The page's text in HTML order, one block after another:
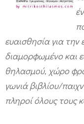
ευαισθησία για την
διαμορφωμένο και
θηλασμού, χώρο
γωνιά βιβλίου/
πληροί όλους τους